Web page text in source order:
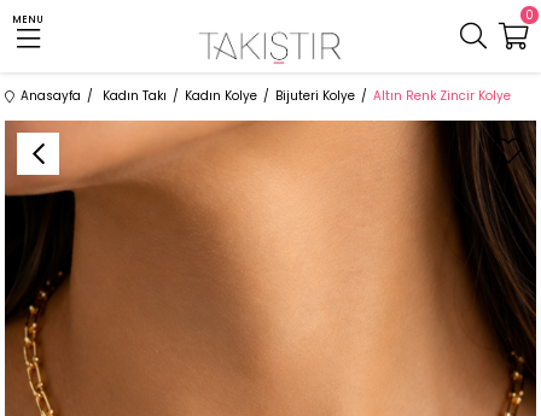
MENU 0
Anasayfa Kadın Takı Kadın Kolye Bijuteri Kolye Altın Renk Zincir Kolye